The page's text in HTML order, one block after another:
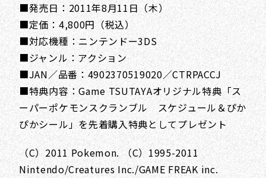
■発売日：2011年8月11日（木）
■定価：4,800円（税込）
■対応機種：ニンテンドー3DS
■ジャンル：アクション
■JAN／品番：4902370519020／CTRPACCJ
■特典内容：Game TSUTAYAオリジナル特典「ス
ーパーポケモンスクランブル スケジュール＆ぴか
ぴかシール」を先着購入特典としてプレゼント
（C）2011 Pokemon. （C）1995-2011
Nintendo/Creatures Inc./GAME FREAK inc.